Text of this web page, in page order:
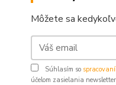
Môžete sa
Súhlasím so
účelom zasielania